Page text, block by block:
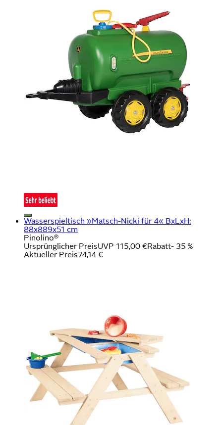
Wasserspieltisch »Matsch-Nicki für 4« BxLxH:
88x889x51 cm
Pinolino®
Ursprünglicher PreisUVP 115,00 €Rabatt- 35 %
Aktueller Preis74,14 €